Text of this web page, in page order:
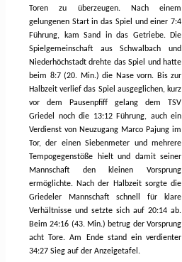
Toren zu überzeugen. Nach einem
gelungenen Start in das Spiel und einer 7:4
Führung, kam Sand in das Getriebe. Die
Spielgemeinschaft aus Schwalbach und
Niederhöchstadt drehte das Spiel und hatte
beim 8:7 (20. Min.) die Nase vorn. Bis zur
Halbzeit verlief das Spiel ausgeglichen, kurz
vor dem Pausenpfiff gelang dem TSV
Griedel noch die 13:12 Führung, auch ein
Verdienst von Neuzugang Marco Pajung im
Tor, der einen Siebenmeter und mehrere
Tempogegenstöße hielt und damit seiner
Mannschaft den kleinen Vorsprung
ermöglichte. Nach der Halbzeit sorgte die
Griedeler Mannschaft schnell für klare
Verhältnisse und setzte sich auf 20:14 ab.
Beim 24:16 (43. Min.) betrug der Vorsprung
acht Tore. Am Ende stand ein verdienter
34:27 Sieg auf der Anzeigetafel.